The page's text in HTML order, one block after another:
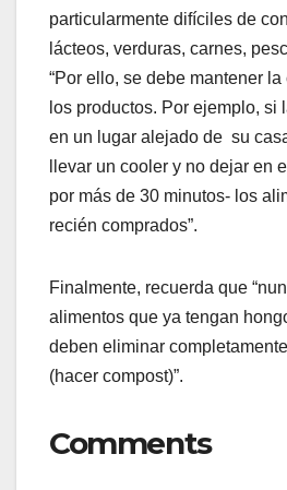
particularmente difíciles de
lácteos, verduras, carnes,
“Por ello, se debe mantener
los productos. Por ejemplo, si
en un lugar alejado de su
llevar un cooler y no dejar en
por más de 30 minutos- los
recién comprados”.
Finalmente, recuerda que
alimentos que ya tengan
deben eliminar
(hacer compost)”.
Comments